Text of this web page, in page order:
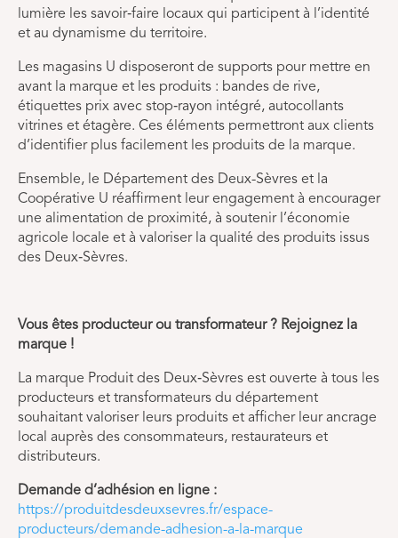
lumière les savoir‑faire locaux qui participent à l’identité
et au dynamisme du territoire.
Les magasins U disposeront de supports pour mettre en
avant la marque et les produits : bandes de rive,
étiquettes prix avec stop‑rayon intégré, autocollants
vitrines et étagère. Ces éléments permettront aux clients
d’identifier plus facilement les produits de la marque.
Ensemble, le Département des Deux-Sèvres et la
Coopérative U réaffirment leur engagement à encourager
une alimentation de proximité, à soutenir l’économie
agricole locale et à valoriser la qualité des produits issus
des Deux‑Sèvres.
Vous êtes producteur ou transformateur ? Rejoignez la
marque !
La marque Produit des Deux‑Sèvres est ouverte à tous les
producteurs et transformateurs du département
souhaitant valoriser leurs produits et afficher leur ancrage
local auprès des consommateurs, restaurateurs et
distributeurs.
Demande d’adhésion en ligne :
https://produitdesdeuxsevres.fr/espace-
producteurs/demande-adhesion-a-la-marque